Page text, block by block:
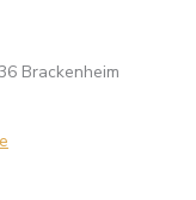
Brackenheim